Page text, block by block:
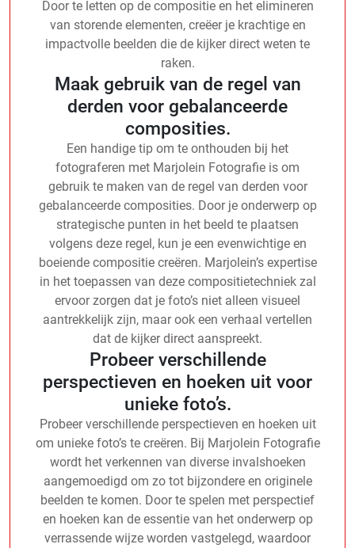
Door te letten op de compositie en het elimineren
van storende elementen, creëer je krachtige en
impactvolle beelden die de kijker direct weten te
raken.
Maak gebruik van de regel van
derden voor gebalanceerde
composities.
Een handige tip om te onthouden bij het
fotograferen met Marjolein Fotografie is om
gebruik te maken van de regel van derden voor
gebalanceerde composities. Door je onderwerp op
strategische punten in het beeld te plaatsen
volgens deze regel, kun je een evenwichtige en
boeiende compositie creëren. Marjolein’s expertise
in het toepassen van deze compositietechniek zal
ervoor zorgen dat je foto’s niet alleen visueel
aantrekkelijk zijn, maar ook een verhaal vertellen
dat de kijker direct aanspreekt.
Probeer verschillende
perspectieven en hoeken uit voor
unieke foto’s.
Probeer verschillende perspectieven en hoeken uit
om unieke foto’s te creëren. Bij Marjolein Fotografie
wordt het verkennen van diverse invalshoeken
aangemoedigd om zo tot bijzondere en originele
beelden te komen. Door te spelen met perspectief
en hoeken kan de essentie van het onderwerp op
verrassende wijze worden vastgelegd, waardoor